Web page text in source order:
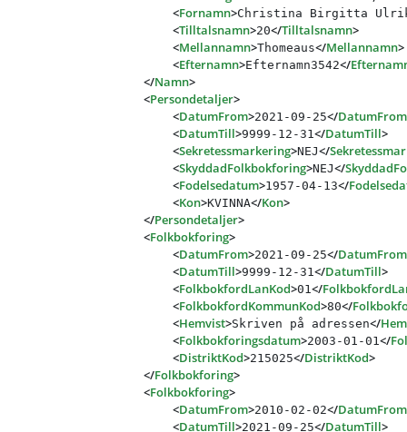
<Fornamn>Christina Birgitta
<Tilltalsnamn>20</Tilltalsnamn>
<Mellannamn>Thomeaus</Mellannamn>
<Efternamn>Efternamn3542</
</Namn>
<Persondetaljer>
<DatumFrom>2021-09-25</DatumFrom
<DatumTill>9999-12-31 </DatumTill>
<Sekretessmarkering>NEJ</
<SkyddadFolkbokforing>NEJ</
<Fodelsedatum>1957-04-13</
<Kon>KVINNA</Kon>
</Persondetaljer>
<Folkbokforing>
<DatumFrom>2021-09-25</DatumFrom
<DatumTill>9999-12-31 </DatumTill>
<FolkbokfordLanKod>01 </
<FolkbokfordKommunKod>80</
<Hemvist>Skriven på adressen</
<Folkbokforingsdatum>2003-01-01 </
<DistriktKod>215025</DistriktKod>
</Folkbokforing>
<Folkbokforing>
<DatumFrom>2010-02-02</DatumFrom
<DatumTill>2021-09-25</DatumTill>